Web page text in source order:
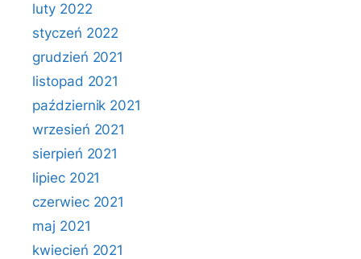
luty 2022
styczeń 2022
grudzień 2021
listopad 2021
październik 2021
wrzesień 2021
sierpień 2021
lipiec 2021
czerwiec 2021
maj 2021
kwiecień 2021